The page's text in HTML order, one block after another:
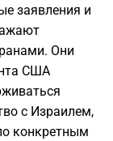
заявления и
Они
США
с Израилем,
конкретным